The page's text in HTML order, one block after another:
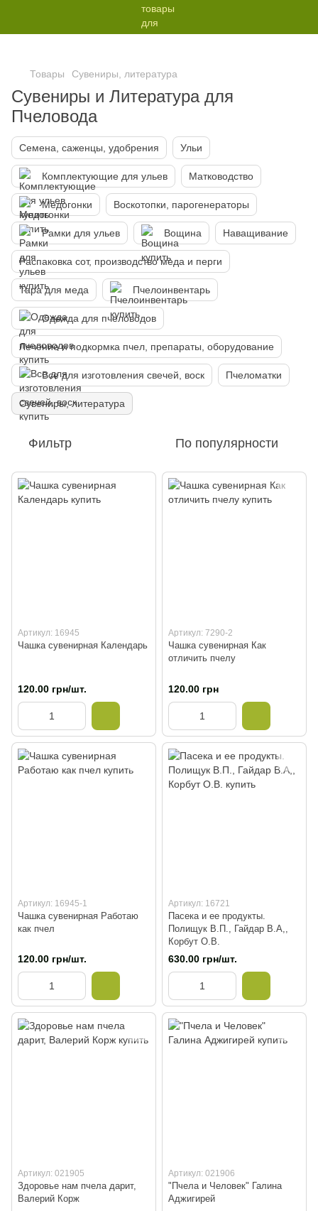
Товары Сувениры, литература
Сувениры и Литература для
Пчеловода
Семена, саженцы, удобрения Ульи
Комплектующие для ульев Матководство
Медогонки Воскотопки, парогенераторы
Рамки для ульев Вощина Наващивание
Распаковка сот, производство меда и перги
Тара для меда Пчелоинвентарь
Одежда для пчеловодов
Лечение и подкормка пчел, препараты, оборудование
Все для изготовления свечей, воск Пчеломатки
Сувениры, литература
Фильтр По популярности
Артикул: 16945
Чашка сувенирная Календарь
120.00 грн/шт.
Артикул: 7290-2
Чашка сувенирная Как
отличить пчелу
120.00 грн
Артикул: 16945-1
Чашка сувенирная Работаю
как пчел
120.00 грн/шт.
Артикул: 16721
Пасека и ее продукты.
Полищук В.П., Гайдар В.А,,
Корбут О.В.
630.00 грн/шт.
Артикул: 021905
Здоровье нам пчела дарит,
Валерий Корж
Артикул: 021906
"Пчела и Человек" Галина
Аджигирей